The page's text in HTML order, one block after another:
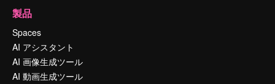
製品
Spaces
AI アシスタント
AI 画像生成ツール
AI 動画生成ツール